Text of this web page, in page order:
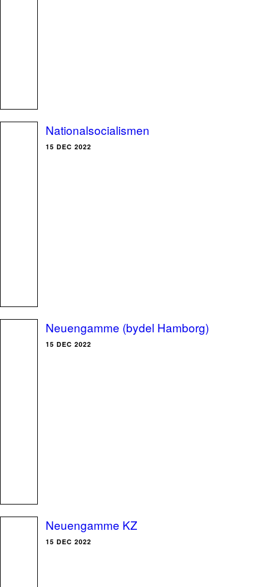
Nationalsocialismen
15 DEC 2022
Neuengamme (bydel Hamborg)
15 DEC 2022
Neuengamme KZ
15 DEC 2022